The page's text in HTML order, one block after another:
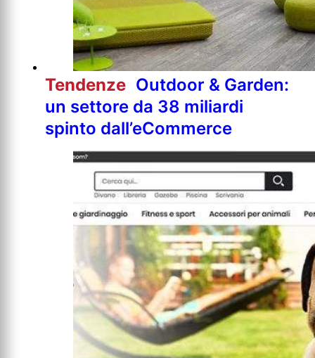
Tendenze Outdoor & Garden:
un settore da 38 miliardi
spinto dall’eCommerce